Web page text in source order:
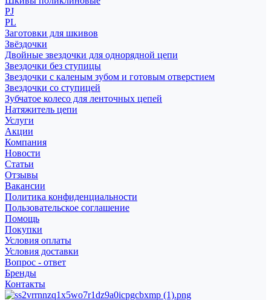
PJ
PL
Заготовки для шкивов
Звёздочки
Двойные звездочки для однорядной цепи
Звездочки без ступицы
Звездочки с каленым зубом и готовым отверстием
Звездочки со ступицей
Зубчатое колесо для ленточных цепей
Натяжитель цепи
Услуги
Акции
Компания
Новости
Статьи
Отзывы
Вакансии
Политика конфиденциальности
Пользовательское соглашение
Помощь
Покупки
Условия оплаты
Условия доставки
Вопрос - ответ
Бренды
Контакты